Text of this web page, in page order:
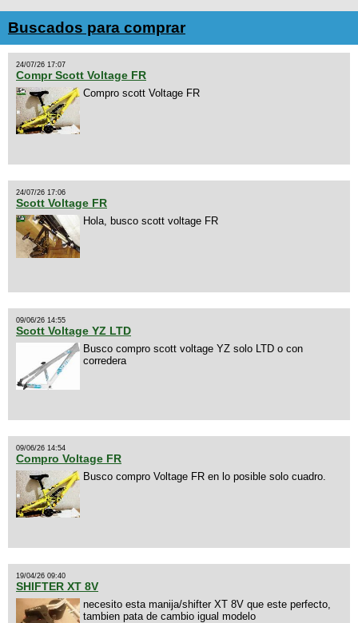
Buscados para comprar
24/07/26 17:07
Compr Scott Voltage FR
Compro scott Voltage FR
24/07/26 17:06
Scott Voltage FR
Hola, busco scott voltage FR
09/06/26 14:55
Scott Voltage YZ LTD
Busco compro scott voltage YZ solo LTD o con
corredera
09/06/26 14:54
Compro Voltage FR
Busco compro Voltage FR en lo posible solo cuadro.
19/04/26 09:40
SHIFTER XT 8V
necesito esta manija/shifter XT 8V que este perfecto,
tambien pata de cambio igual modelo